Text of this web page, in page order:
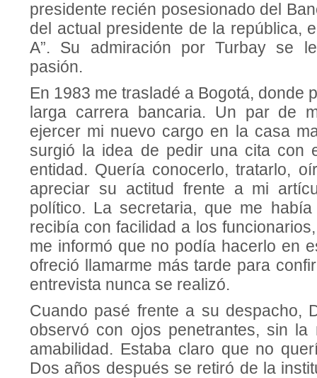
presidente recién posesionado del
del actual presidente de la república,
A”. Su admiración por Turbay se
pasión.
En 1983 me trasladé a Bogotá, donde
larga carrera bancaria. Un par de
ejercer mi nuevo cargo en la casa
surgió la idea de pedir una cita con
entidad. Quería conocerlo, tratarlo,
apreciar su actitud frente a mi
político. La secretaria, que me
recibía con facilidad a los
me informó que no podía hacerlo en
ofreció llamarme más tarde para
entrevista nunca se realizó.
Cuando pasé frente a su despacho,
observó con ojos penetrantes, sin la
amabilidad. Estaba claro que no
Dos años después se retiró de la